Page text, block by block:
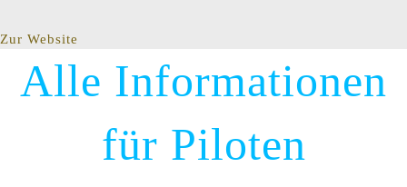
Zur Website
Alle Informationen
für Piloten